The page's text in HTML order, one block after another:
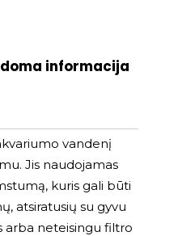
informacija
vandenį
Jis naudojamas
kuris gali būti
atsiratusių su gyvu
arba neteisingu filtro